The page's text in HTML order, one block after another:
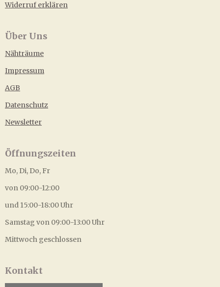
Widerruf erklären
Über Uns
Nähträume
Impressum
AGB
Datenschutz
Newsletter
Öffnungszeiten
Mo, Di, Do, Fr
von 09:00-12:00
und 15:00-18:00 Uhr
Samstag von 09:00-13:00 Uhr
Mittwoch geschlossen
Kontakt